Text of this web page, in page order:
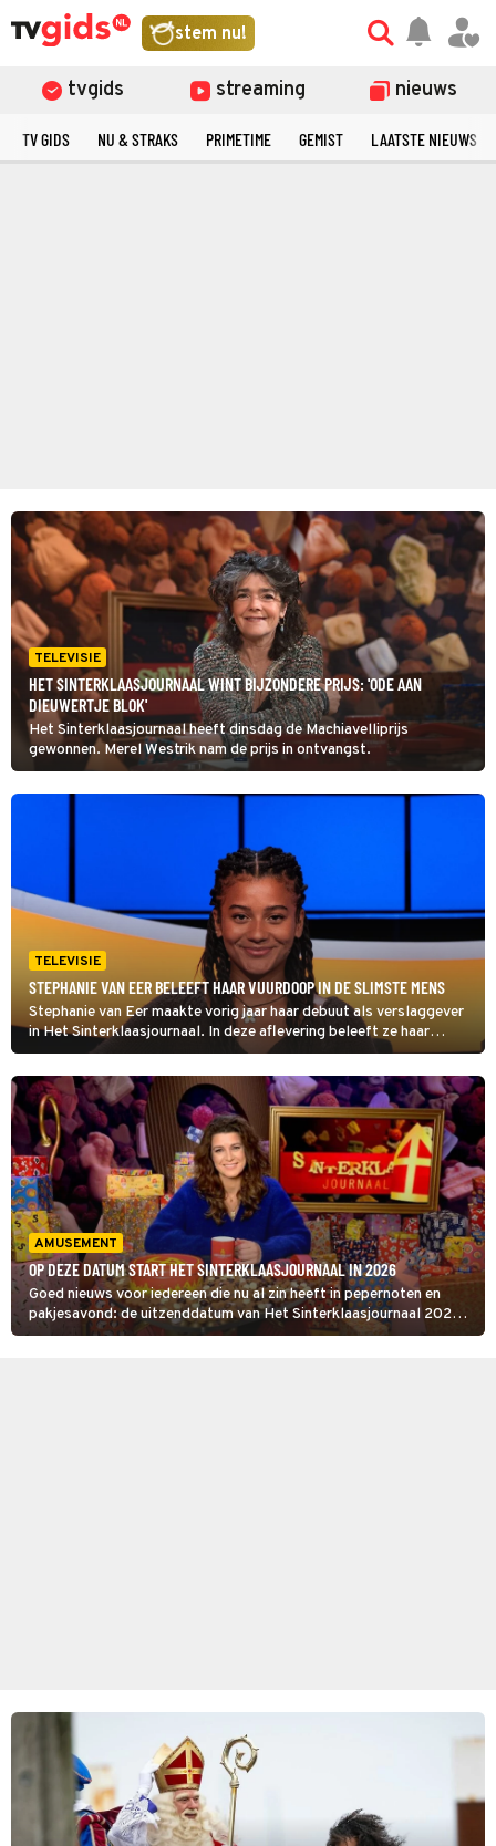
stem nu!
tvgids streaming nieuws
TV GIDS NU & STRAKS PRIMETIME GEMIST LAATSTE NIEUWS
TELEVISIE
HET SINTERKLAASJOURNAAL WINT BIJZONDERE PRIJS: 'ODE AAN
DIEUWERTJE BLOK'
Het Sinterklaasjournaal heeft dinsdag de Machiavelliprijs
gewonnen. Merel Westrik nam de prijs in ontvangst.
TELEVISIE
STEPHANIE VAN EER BELEEFT HAAR VUURDOOP IN DE SLIMSTE MENS
Stephanie van Eer maakte vorig jaar haar debuut als verslaggever
in Het Sinterklaasjournaal. In deze aflevering beleeft ze haar
vuurdoop in De Slimste Mens, de quiz die vanwege de
gemeenteraadsverkiezingen van woensdag eenmalig op zondag te
zien is.
AMUSEMENT
OP DEZE DATUM START HET SINTERKLAASJOURNAAL IN 2026
Goed nieuws voor iedereen die nu al zin heeft in pepernoten en
pakjesavond: de uitzenddatum van Het Sinterklaasjournaal 2026
is onthuld.